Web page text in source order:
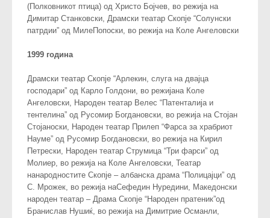
(Полковникот птица) од Христо Бојчев, во режија на
Димитар Станковски, Драмски театар Скопје “Солунски
патрдии” од МилеПопоски, во режија на Коле Ангеловски
1999 година
Драмски театар Скопје “Арлекин, слуга на двајца
господари” од Карло Голдони, во режијана Коле
Ангеловски, Народен театар Велес “Патенталија и
тентелина” од Русомир Богдановски, во режија на Стојан
Стојаноски, Народен театар Прилеп “Фарса за храбриот
Науме” од Русомир Богдановски, во режија на Кирил
Петрески, Народен театар Струмица “Три фарси” од
Молиер, во режија на Коле Ангеловски, Театар
нанародностите Скопје – албанска драма “Полицајци” од
С. Мрожек, во режија наСефедин Нуредини, Македонски
народен театар – Драма Скопје “Народен пратеник”од
Бранислав Нушиќ, во режија на Димитрие Османли,